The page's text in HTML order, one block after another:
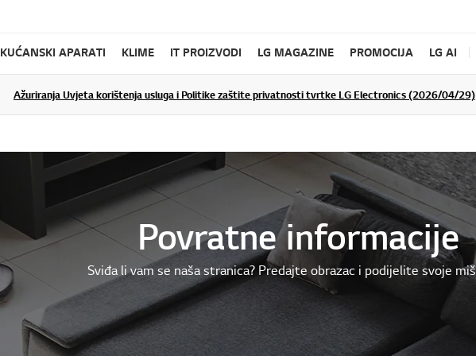
KUĆANSKI APARATI KLIME IT PROIZVODI LG MAGAZINE PROMOCIJA LG AI
Ažuriranja Uvjeta korištenja usluga i Politike zaštite privatnosti tvrtke LG Electronics (2026/04/29)
Povratne informacije
Sviđa li vam se naša stranica? Predajte obrazac i podijelite svoje